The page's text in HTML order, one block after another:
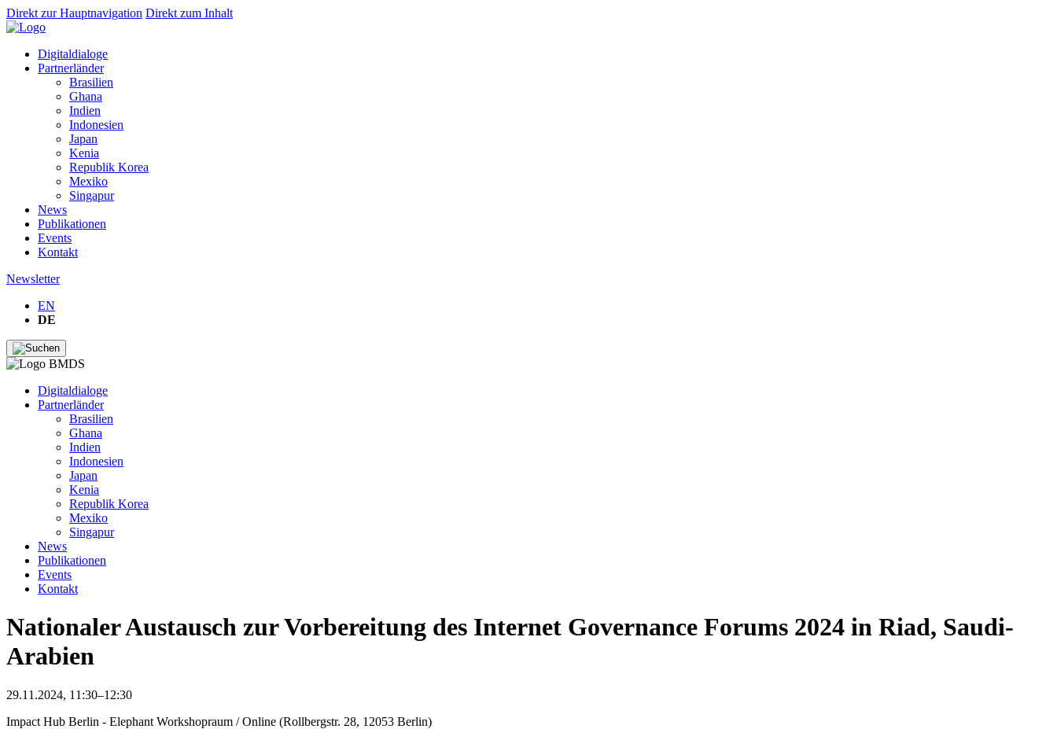
Direkt zur Hauptnavigation Direkt zum Inhalt
Digitaldialoge
Partnerländer
Brasilien
Ghana
Indien
Indonesien
Japan
Kenia
Republik Korea
Mexiko
Singapur
News
Publikationen
Events
Kontakt
Newsletter
EN
DE
Digitaldialoge
Partnerländer
Brasilien
Ghana
Indien
Indonesien
Japan
Kenia
Republik Korea
Mexiko
Singapur
News
Publikationen
Events
Kontakt
Nationaler Austausch zur Vorbereitung des Internet Governance Forums 2024 in Riad, Saudi-
Arabien
29.11.2024, 11:30–12:30
Impact Hub Berlin - Elephant Workshopraum / Online (Rollbergstr. 28, 12053 Berlin)